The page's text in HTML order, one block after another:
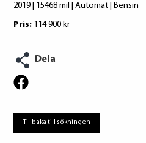
2019 | 15468 mil | Automat | Bensin
Pris: 114 900 kr
Dela
Tillbaka till sökningen